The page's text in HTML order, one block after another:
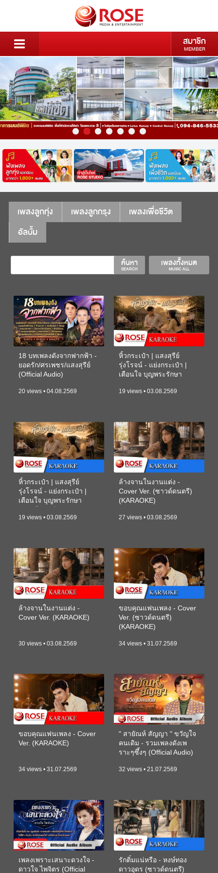
สมาชิก
MEMBER
เพลงลูกทุ่ง เพลงลูกกรุง
เพลงเพื่อชีวิต
อัลบั้ม
เพลงทั้งหมด
MUSIC ALL
ค้นหา
SEARCH
18 บทเพลงดังจากฟากฟ้า -
ยอดรัก/ศรเพชร/แสงสุรีย์
(Official Audio)
20 views • 04.08.2569
หิ้วกระเป๋า | แสงสุรีย์
รุ่งโรจน์ - แย่งกระเป๋า |
เตือนใจ บุญพระรักษา
19 views • 03.08.2569
หิ้วกระเป๋า | แสงสุรีย์
รุ่งโรจน์ - แย่งกระเป๋า |
เตือนใจ บุญพระรักษา
19 views • 03.08.2569
ล้างจานในงานแต่ง -
Cover Ver. (ซาวด์ดนตรี)
(KARAOKE)
27 views • 03.08.2569
ล้างจานในงานแต่ง -
Cover Ver. (KARAOKE)
30 views • 03.08.2569
ขอบคุณแฟนเพลง - Cover
Ver. (ซาวด์ดนตรี)
(KARAOKE)
34 views • 31.07.2569
ขอบคุณแฟนเพลง - Cover
Ver. (KARAOKE)
34 views • 31.07.2569
" สายัณห์ สัญญา " ขวัญใจ
คนเดิม - รวมเพลงดังเพ
ราะๆซึ้งๆ (Official Audio)
32 views • 21.07.2569
เพลงเพราะเสนาะดวงใจ -
ดาวใจ ไพจิตร (Official
รักติ๋มแน่หรือ - หงษ์ทอง
ดาวอุดร (ซาวด์ดนตรี)